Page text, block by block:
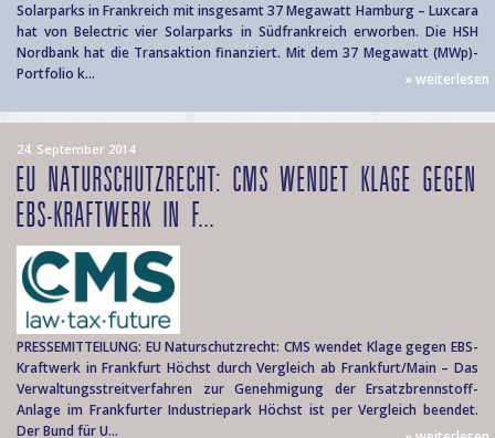
Solarparks in Frankreich mit insgesamt 37 Megawatt Hamburg – Luxcara
hat von Belectric vier Solarparks in Südfrankreich erworben. Die HSH
Nordbank hat die Transaktion finanziert. Mit dem 37 Megawatt (MWp)-
Portfolio k...
» weiterlesen
24. September 2014
EU NATURSCHUTZRECHT: CMS WENDET KLAGE GEGEN
EBS-KRAFTWERK IN F...
PRESSEMITTEILUNG: EU Naturschutzrecht: CMS wendet Klage gegen EBS-
Kraftwerk in Frankfurt Höchst durch Vergleich ab Frankfurt/Main – Das
Verwaltungsstreitverfahren zur Genehmigung der Ersatzbrennstoff-
Anlage im Frankfurter Industriepark Höchst ist per Vergleich beendet.
Der Bund für U...